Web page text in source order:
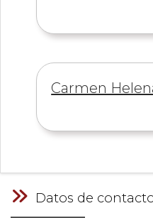
Información
Carmen
Datos de